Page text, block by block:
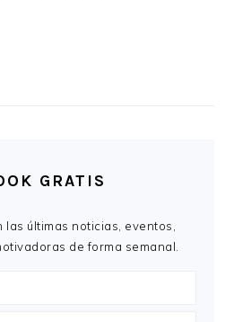
GRATIS
las últimas noticias, eventos,
de forma semanal.